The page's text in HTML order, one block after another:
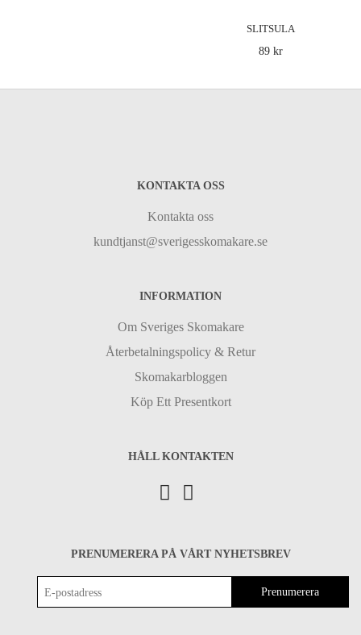
SLITSULA
89 kr
KONTAKTA OSS
Kontakta oss
kundtjanst@sverigesskomakare.se
INFORMATION
Om Sveriges Skomakare
Återbetalningspolicy & Retur
Skomakarbloggen
Köp Ett Presentkort
HÅLL KONTAKTEN
PRENUMERERA PÅ VÅRT NYHETSBREV